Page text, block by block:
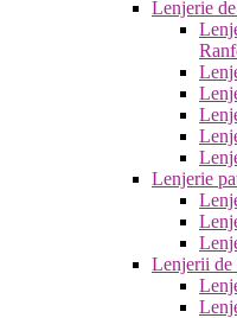
Lenjerie
Lenjerie
Lenjerii de